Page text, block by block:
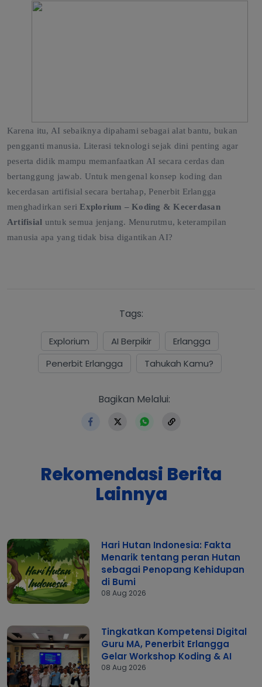
Karena itu, AI sebaiknya dipahami sebagai alat bantu, bukan
pengganti manusia. Literasi teknologi sejak dini penting agar
peserta didik mampu memanfaatkan AI secara cerdas dan
bertanggung jawab. Untuk mengenal konsep koding dan
kecerdasan artifisial secara bertahap, Penerbit Erlangga
menghadirkan seriExplorium – Koding & Kecerdasan
Artifisial untuk semua jenjang. Menurutmu, keterampilan
manusia apa yang tidak bisa digantikan AI?
Tags:
Explorium AI Berpikir
Erlangga
Penerbit Erlangga
Tahukah Kamu?
https://
Bagikan Melalui:
Rekomendasi Berita
Lainnya
Hari Hutan Indonesia: Fakta
Menarik tentang peran Hutan
sebagai Penopang Kehidupan
di Bumi
08 Aug 2026
Tingkatkan Kompetensi Digital
Guru MA, Penerbit Erlangga
Gelar Workshop Koding & AI
08 Aug 2026